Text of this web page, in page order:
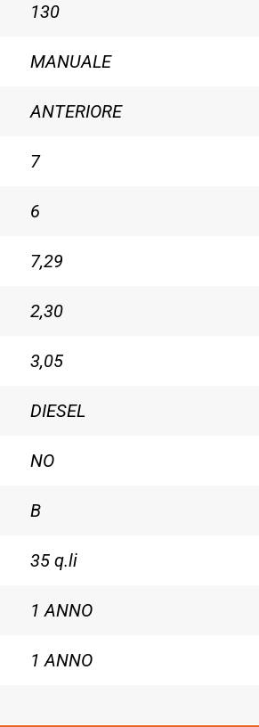
130
MANUALE
ANTERIORE
7
6
7,29
2,30
3,05
DIESEL
NO
B
35 q.li
1 ANNO
1 ANNO